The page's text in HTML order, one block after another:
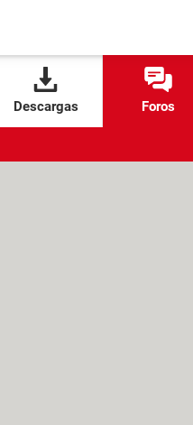
Descargas Foros